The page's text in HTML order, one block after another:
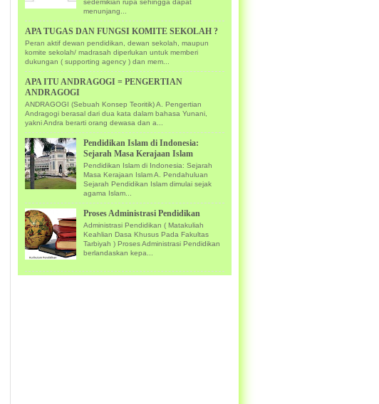
sedemikian rupa sehingga dapat
menunjang...
APA TUGAS DAN FUNGSI KOMITE SEKOLAH ?
Peran aktif dewan pendidikan, dewan sekolah, maupun
komite sekolah/ madrasah diperlukan untuk memberi
dukungan ( supporting agency ) dan mem...
APA ITU ANDRAGOGI = PENGERTIAN
ANDRAGOGI
ANDRAGOGI (Sebuah Konsep Teoritik) A. Pengertian
Andragogi berasal dari dua kata dalam bahasa Yunani,
yakni Andra berarti orang dewasa dan a...
Pendidikan Islam di Indonesia:
Sejarah Masa Kerajaan Islam
Pendidikan Islam di Indonesia: Sejarah
Masa Kerajaan Islam A. Pendahuluan
Sejarah Pendidikan Islam dimulai sejak
agama Islam...
Proses Administrasi Pendidikan
Administrasi Pendidikan ( Matakuliah
Keahlian Dasa Khusus Pada Fakultas
Tarbiyah ) Proses Administrasi Pendidikan
berlandaskan kepa...